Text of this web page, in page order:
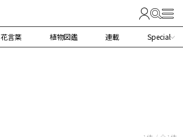
花言葉 植物図鑑 連載 Special